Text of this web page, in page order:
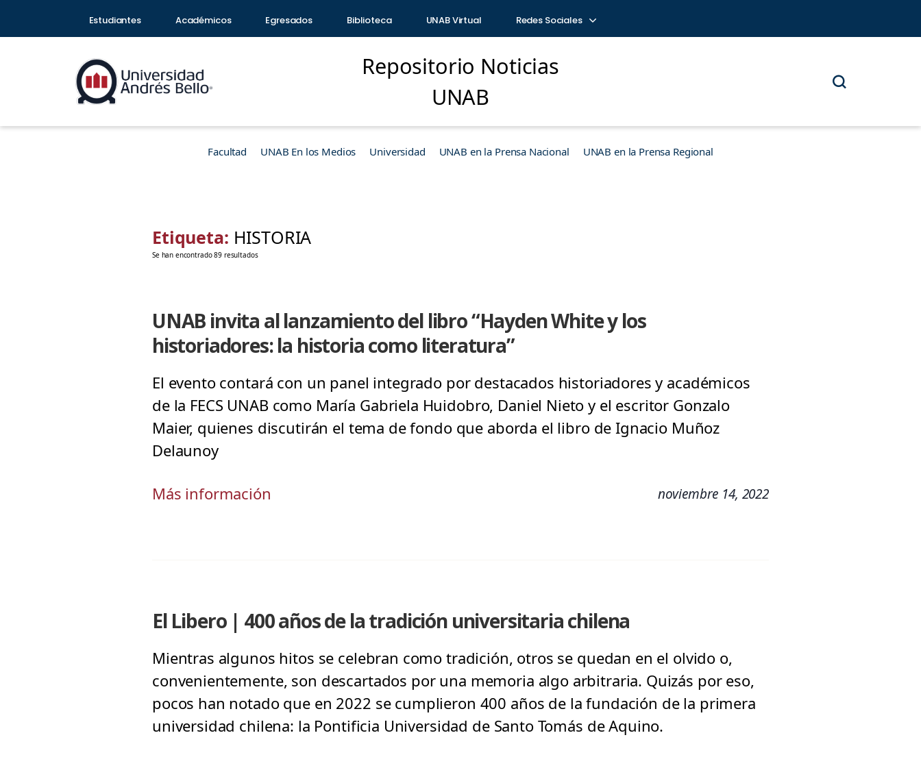
Estudiantes Académicos Egresados Biblioteca UNAB Virtual Redes Sociales
Repositorio Noticias
UNAB
Facultad UNAB En los Medios Universidad UNAB en la Prensa Nacional UNAB en la Prensa Regional
Etiqueta: HISTORIA
Se han encontrado 89 resultados
UNAB invita al lanzamiento del libro “Hayden White y los
historiadores: la historia como literatura”
El evento contará con un panel integrado por destacados historiadores y académicos
de la FECS UNAB como María Gabriela Huidobro, Daniel Nieto y el escritor Gonzalo
Maier, quienes discutirán el tema de fondo que aborda el libro de Ignacio Muñoz
Delaunoy
Más información noviembre 14, 2022
El Libero | 400 años de la tradición universitaria chilena
Mientras algunos hitos se celebran como tradición, otros se quedan en el olvido o,
convenientemente, son descartados por una memoria algo arbitraria. Quizás por eso,
pocos han notado que en 2022 se cumplieron 400 años de la fundación de la primera
universidad chilena: la Pontificia Universidad de Santo Tomás de Aquino.